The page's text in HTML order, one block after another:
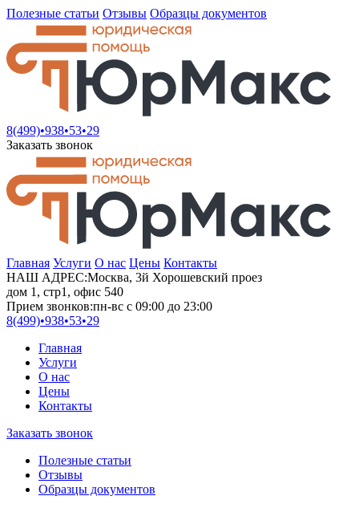
Полезные статьи Отзывы Образцы документов
8(499)•938•53•29
Заказать звонок
Главная Услуги О нас Цены Контакты
НАШ АДРЕС:Москва, 3й Хорошевский проез
дом 1, стр1, офис 540
Прием звонков:пн-вс с 09:00 до 23:00
8(499)•938•53•29
Главная
Услуги
О нас
Цены
Контакты
Заказать звонок
Полезные статьи
Отзывы
Образцы документов